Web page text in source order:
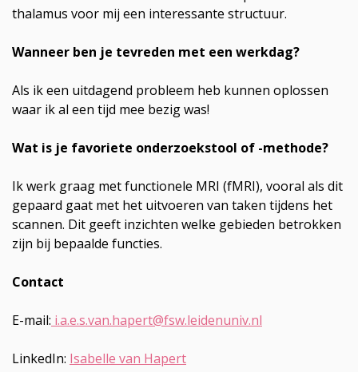
thalamus voor mij een interessante structuur.
Wanneer ben je tevreden met een werkdag?
Als ik een uitdagend probleem heb kunnen oplossen
waar ik al een tijd mee bezig was!
Wat is je favoriete onderzoekstool of -methode?
Ik werk graag met functionele MRI (fMRI), vooral als dit
gepaard gaat met het uitvoeren van taken tijdens het
scannen. Dit geeft inzichten welke gebieden betrokken
zijn bij bepaalde functies.
Contact
E-mail: i.a.e.s.van.hapert@fsw.leidenuniv.nl
LinkedIn: Isabelle van Hapert